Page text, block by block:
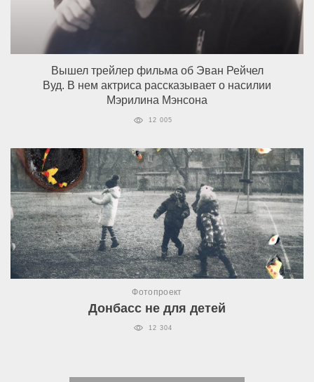
Вышел трейлер фильма об Эван Рейчел
Вуд. В нем актриса рассказывает о насилии
Мэрилина Мэнсона
12 005
Фотопроект
Донбасс не для детей
12 304